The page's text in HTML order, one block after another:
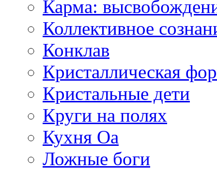
Карма:
Коллективное
Конклав
Кристаллическая
Кристальные дети
Круги на полях
Кухня Оа
Ложные боги